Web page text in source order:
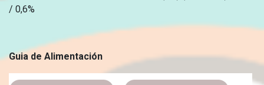
/ 0,6%
Guia de Alimentación